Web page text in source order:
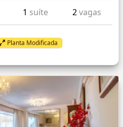
1 suíte 2vagas
Planta Modificada